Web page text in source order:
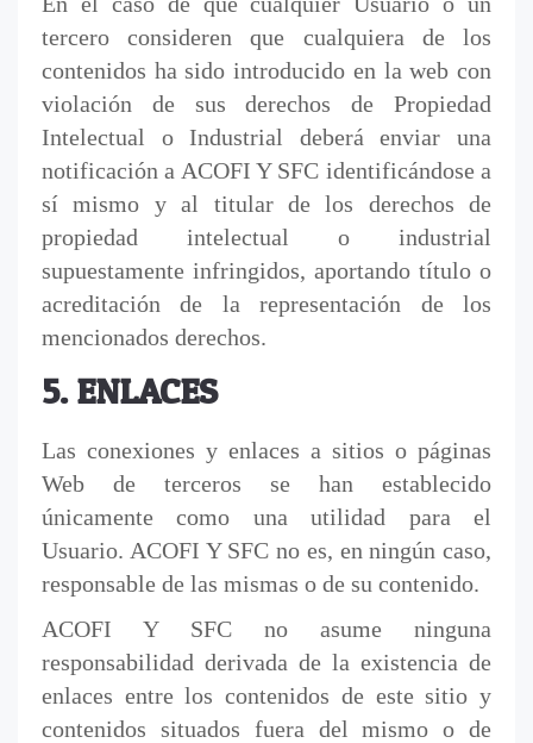
tercero consideren que cualquiera de los
contenidos ha sido introducido en la web con
violación de sus derechos de Propiedad
Intelectual o Industrial deberá enviar una
notificación a ACOFI Y SFC identificándose a
sí mismo y al titular de los derechos de
propiedad intelectual o industrial
supuestamente infringidos, aportando título o
acreditación de la representación de los
mencionados derechos.
5. ENLACES
Las conexiones y enlaces a sitios o páginas
Web de terceros se han establecido
únicamente como una utilidad para el
Usuario. ACOFI Y SFC no es, en ningún caso,
responsable de las mismas o de su contenido.
ACOFI Y SFC no asume ninguna
responsabilidad derivada de la existencia de
enlaces entre los contenidos de este sitio y
contenidos situados fuera del mismo o de